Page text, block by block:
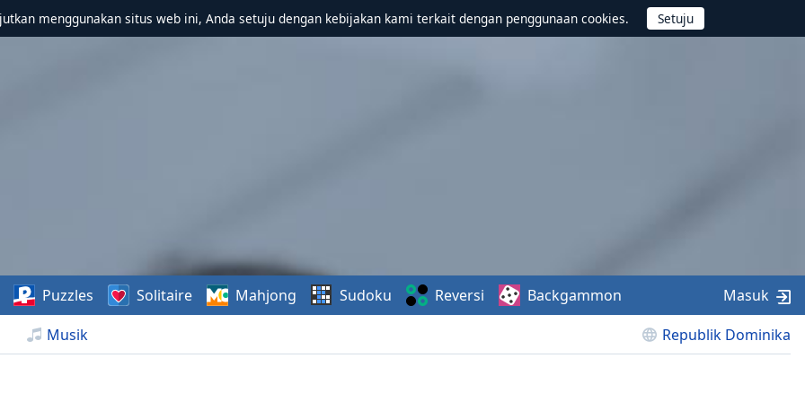
menggunakan situs web ini, Anda setuju dengan kebijakan kami terkait dengan penggunaan cookies.
Musik Republik Dominika
Puzzles Solitaire Mahjong Sudoku Reversi Backgammon Masuk